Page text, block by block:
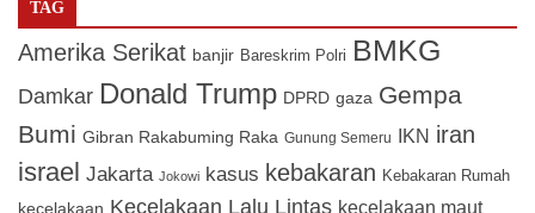
TAG
Amerika Serikat banjir Bareskrim Polri BMKG
Damkar Donald Trump DPRD gaza Gempa
Bumi Gibran Rakabuming Raka Gunung Semeru IKN iran
israel Jakarta Jokowi kasus kebakaran Kebakaran Rumah
kecelakaan Kecelakaan Lalu Lintas kecelakaan maut